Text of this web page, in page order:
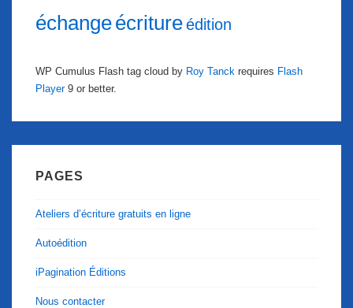
échangeécritureédition
WP Cumulus Flash tag cloud by Roy Tanck requires Flash
Player9 or better.
PAGES
Ateliers d’écriture gratuits en ligne
Autoédition
iPagination Éditions
Nous contacter